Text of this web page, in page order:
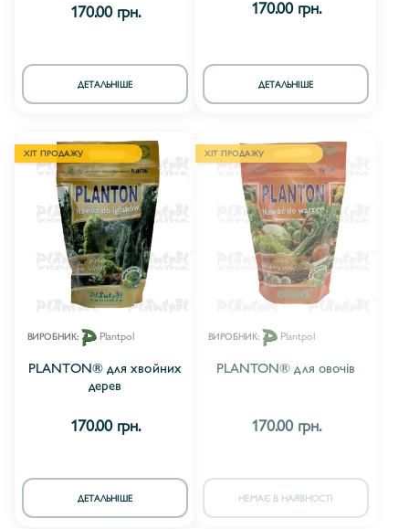
170.00 грн.
ДЕТАЛЬНІШЕ
170.00 грн.
ДЕТАЛЬНІШЕ
ХІТ ПРОДАЖУ
ВИРОБНИК: Plantpol
PLANTON® для хвойних
дерев
170.00 грн.
ДЕТАЛЬНІШЕ
ХІТ ПРОДАЖУ
ВИРОБНИК: Plantpol
PLANTON® для овочів
170.00 грн.
НЕМАЄ В НАЯВНОСТІ